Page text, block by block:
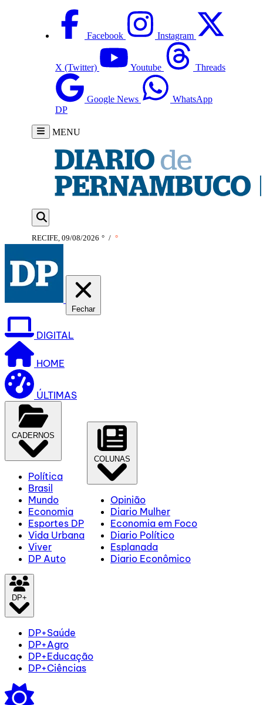
Facebook Instagram
X (Twitter) Youtube Threads
Google News
WhatsApp
DP
MENU
RECIFE, 09/08/2026 ° / °
Fechar
DIGITAL
HOME
ÚLTIMAS
CADERNOS
Política
Brasil
Mundo
Economia
Esportes DP
Vida Urbana
Viver
DP Auto
COLUNAS
Opinião
Diario Mulher
Economia em Foco
Diario Político
Esplanada
Diario Econômico
DP+
DP+Saúde
DP+Agro
DP+Educação
DP+Ciências